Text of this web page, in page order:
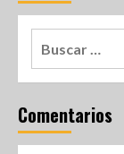
Comentarios